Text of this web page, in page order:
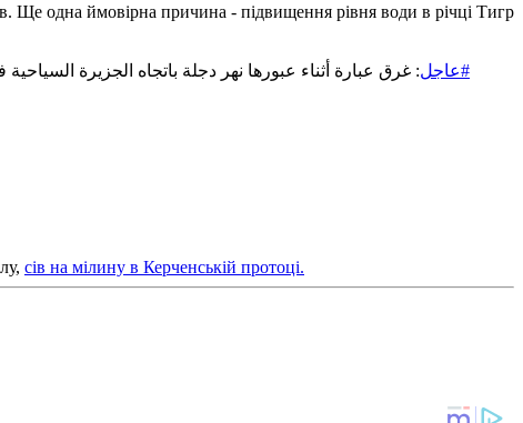
Ще одна ймовірна причина - підвищення рівня води в річці Тигр
#عاجل: غرق عبارة أثناء عبورها نهر دجلة باتجاه الجزيرة
сів на мілину в Керченській протоці.